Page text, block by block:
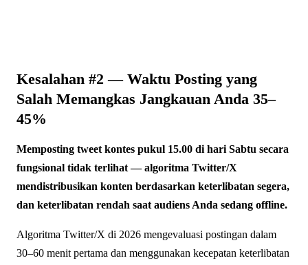
Kesalahan #2 — Waktu Posting yang
Salah Memangkas Jangkauan Anda 35–
45%
Memposting tweet kontes pukul 15.00 di hari Sabtu secara
fungsional tidak terlihat — algoritma Twitter/X
mendistribusikan konten berdasarkan keterlibatan segera,
dan keterlibatan rendah saat audiens Anda sedang offline.
Algoritma Twitter/X di 2026 mengevaluasi postingan dalam
30–60 menit pertama dan menggunakan kecepatan keterlibatan